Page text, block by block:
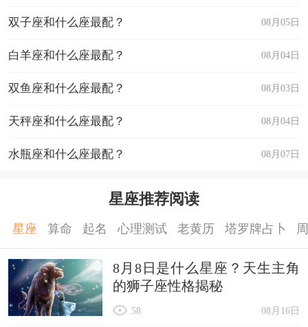
08月05日
双子座和什么座最配？
08月04日
白羊座和什么座最配？
08月03日
双鱼座和什么座最配？
08月04日
天秤座和什么座最配？
08月07日
水瓶座和什么座最配？
星座推荐阅读
星座 算命 起名 心理测试 老黄历 塔罗牌占卜
8月8日是什么星座？天生主角
的狮子座性格揭秘
08月16日
58